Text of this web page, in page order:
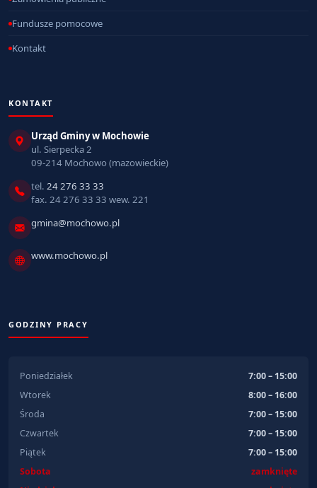
Fundusze pomocowe
Kontakt
KONTAKT
Urząd Gminy w Mochowie
ul. Sierpecka 2
09-214 Mochowo (mazowieckie)
tel. 24 276 33 33
fax. 24 276 33 33 wew. 221
gmina@mochowo.pl
www.mochowo.pl
GODZINY PRACY
Poniedziałek
7:00 – 15:00
Wtorek
8:00 – 16:00
Środa
7:00 – 15:00
Czwartek
7:00 – 15:00
Piątek
7:00 – 15:00
Sobota
zamknięte